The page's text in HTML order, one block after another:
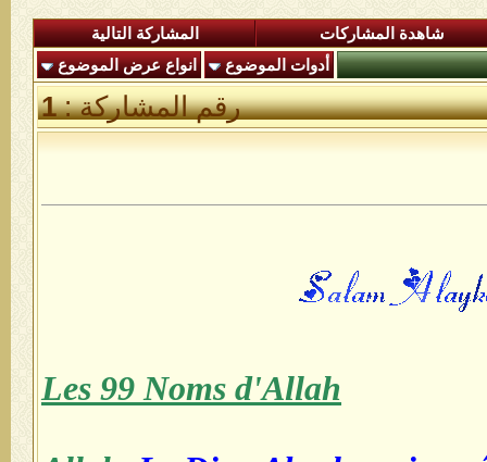
شاهدة المشاركات
المشاركة التالية
أدوات الموضوع
انواع عرض الموضوع
رقم المشاركة :1
Les 99 Noms d'Allah